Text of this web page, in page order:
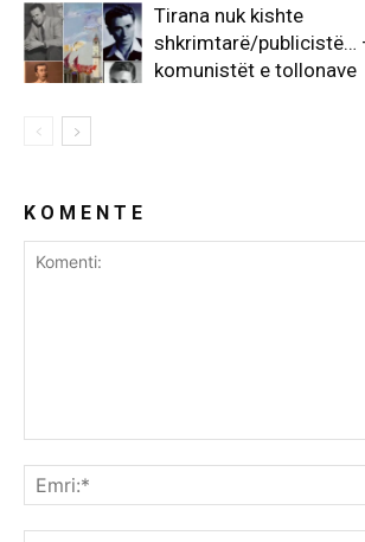
Tirana nuk kishte
shkrimtarë/publicistë…
komunistët e tollonave
K O M E N T E